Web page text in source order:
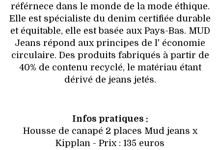
référnece dans le monde de la mode éthique.
Elle est spécialiste du denim certifiée durable
et équitable, elle est basée aux Pays-Bas. MUD
Jeans répond aux principes de l' économie
circulaire. Des produits fabriqués à partir de
40% de contenu recyclé, le matériau étant
dérivé de jeans jetés.
Infos pratiques :
Housse de canapé 2 places Mud jeans x
Kipplan - Prix : 135 euros